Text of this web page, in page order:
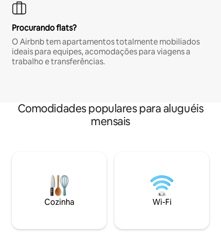
Procurando flats?
O Airbnb tem apartamentos totalmente mobiliados
ideais para equipes, acomodações para viagens a
trabalho e transferências.
Comodidades populares para aluguéis
mensais
Cozinha Wi-Fi